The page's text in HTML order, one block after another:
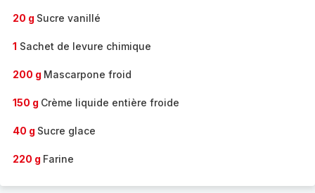
20 g Sucre vanillé
1 Sachet de levure chimique
200 g Mascarpone froid
150 g Crème liquide entière froide
40 g Sucre glace
220 g Farine